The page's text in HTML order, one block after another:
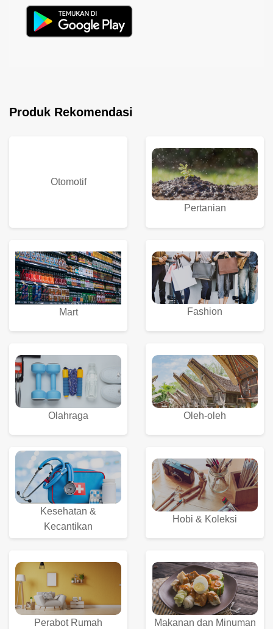
Produk Rekomendasi
Otomotif
Pertanian
Mart Fashion
Olahraga Oleh-oleh
Kesehatan &
Kecantikan
Hobi & Koleksi
Perabot Rumah Makanan dan Minuman